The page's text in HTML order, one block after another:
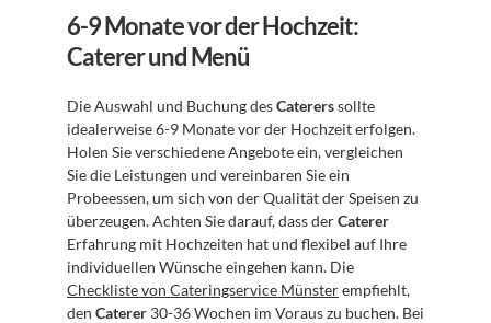
6-9 Monate vor der Hochzeit:
Caterer und Menü
Die Auswahl und Buchung des Caterers sollte
idealerweise 6-9 Monate vor der Hochzeit erfolgen.
Holen Sie verschiedene Angebote ein, vergleichen
Sie die Leistungen und vereinbaren Sie ein
Probeessen, um sich von der Qualität der Speisen zu
überzeugen. Achten Sie darauf, dass der Caterer
Erfahrung mit Hochzeiten hat und flexibel auf Ihre
Checkliste von Cateringservice Münster empfiehlt,
den Caterer 30-36 Wochen im Voraus zu buchen. Bei